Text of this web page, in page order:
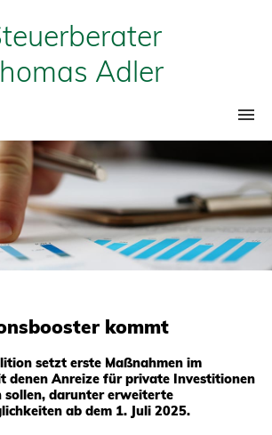
Adler
kommt
setzt erste Maßnahmen im
denen Anreize für private Investitionen
sollen, darunter erweiterte
ab dem 1. Juli 2025.